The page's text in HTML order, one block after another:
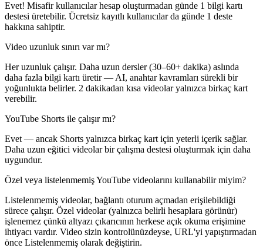
Evet! Misafir kullanıcılar hesap oluşturmadan günde 1 bilgi kartı
destesi üretebilir. Ücretsiz kayıtlı kullanıcılar da günde 1 deste
hakkına sahiptir.
Video uzunluk sınırı var mı?
Her uzunluk çalışır. Daha uzun dersler (30–60+ dakika) aslında
daha fazla bilgi kartı üretir — AI, anahtar kavramları sürekli bir
yoğunlukta belirler. 2 dakikadan kısa videolar yalnızca birkaç kart
verebilir.
YouTube Shorts ile çalışır mı?
Evet — ancak Shorts yalnızca birkaç kart için yeterli içerik sağlar.
Daha uzun eğitici videolar bir çalışma destesi oluşturmak için daha
uygundur.
Özel veya listelenmemiş YouTube videolarını kullanabilir miyim?
Listelenmemiş videolar, bağlantı oturum açmadan erişilebildiği
sürece çalışır. Özel videolar (yalnızca belirli hesaplara görünür)
işlenemez çünkü altyazı çıkarıcının herkese açık okuma erişimine
ihtiyacı vardır. Video sizin kontrolünüzdeyse, URL'yi yapıştırmadan
önce Listelenmemiş olarak değiştirin.